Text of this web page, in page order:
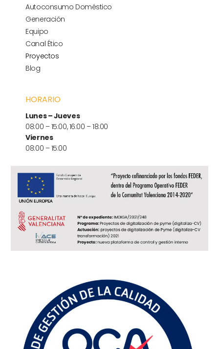
Autoconsumo Doméstico
Generación
Equipo
Canal Ético
Proyectos
Blog
HORARIO
Lunes – Jueves
08:00 – 15:00, 16:00 – 18:00
Viernes
08:00 – 15:00